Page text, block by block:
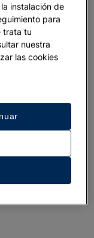
instalación de
para
trata tu
nuestra
las cookies